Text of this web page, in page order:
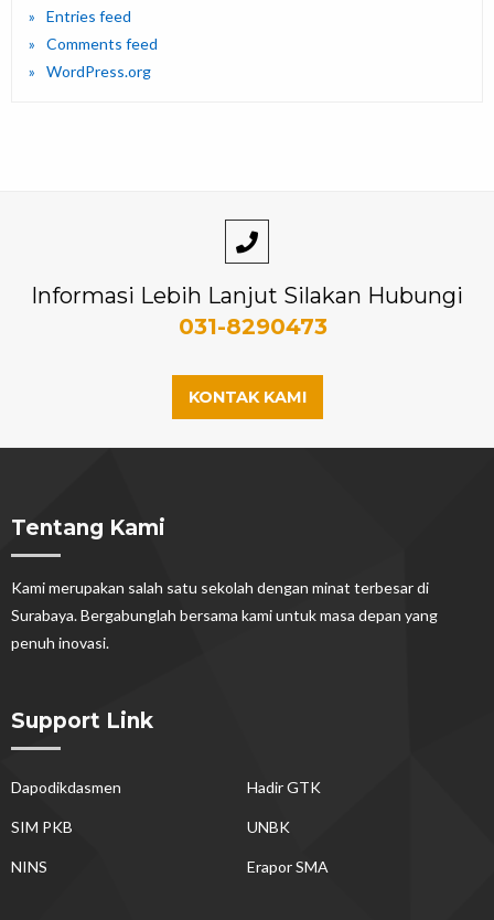
Entries feed
Comments feed
WordPress.org
Informasi Lebih Lanjut Silakan Hubungi
031-8290473
KONTAK KAMI
Tentang Kami
Kami merupakan salah satu sekolah dengan minat terbesar di
Surabaya. Bergabunglah bersama kami untuk masa depan yang
penuh inovasi.
Support Link
Dapodikdasmen Hadir GTK
SIM PKB UNBK
NINS Erapor SMA